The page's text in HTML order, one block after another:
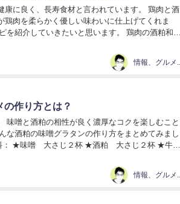
に良く、長寿食材と言われています。 鶏肉と酒
肉を柔らかく優しい味わいに仕上げてくれま
紹介していきたいと思います。 鶏肉の酒粕和風
作り方とは？
味噌と酒粕の相性が良く濃厚なコクを楽しむこと
な酒粕の味噌グラタンの作り方をまとめてみまし
料： ★味噌 大さじ２杯 ★酒粕 大さじ２杯 ★牛